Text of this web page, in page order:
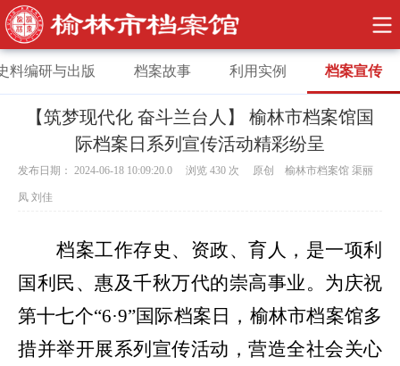
料编研与出版 档案故事 利用实例 档案宣传
【筑梦现代化 奋斗兰台人】 榆林市档案馆国
际档案日系列宣传活动精彩纷呈
发布日期： 2024-06-18 10:09:20.0 浏览 430 次 原创 榆林市档案馆 渠丽
凤 刘佳
档案工作存史、资政、育人，是一项利
国利民、惠及千秋万代的崇高事业。 为庆祝
第十七个“6·9”国际档案日，榆林市档案馆多
措并举开展系列宣传活动， 营造全社会关心